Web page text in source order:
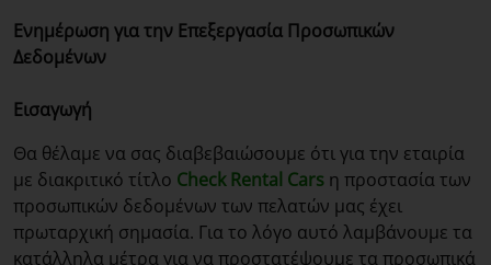
Ενημέρωση για την Επεξεργασία Προσωπικών
Δεδομένων
Εισαγωγή
Θα θέλαμε να σας διαβεβαιώσουμε ότι για την εταιρία
με διακριτικό τίτλο Check Rental Cars η προστασία των
προσωπικών δεδομένων των πελατών μας έχει
πρωταρχική σημασία. Για το λόγο αυτό λαμβάνουμε τα
κατάλληλα μέτρα για να προστατέψουμε τα προσωπικά